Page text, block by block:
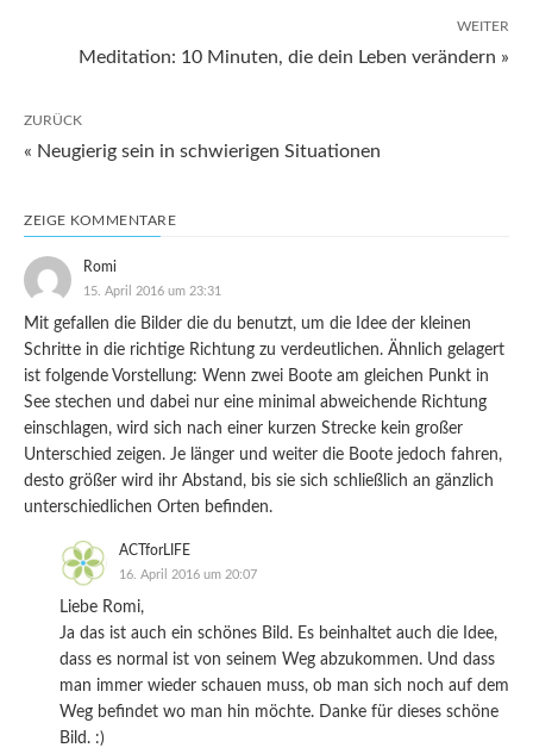
WEITER
Meditation: 10 Minuten, die dein Leben verändern »
ZURÜCK
« Neugierig sein in schwierigen Situationen
ZEIGE KOMMENTARE
Romi
15. April 2016 um 23:31
Mit gefallen die Bilder die du benutzt, um die Idee der kleinen
Schritte in die richtige Richtung zu verdeutlichen. Ähnlich gelagert
ist folgende Vorstellung: Wenn zwei Boote am gleichen Punkt in
See stechen und dabei nur eine minimal abweichende Richtung
einschlagen, wird sich nach einer kurzen Strecke kein großer
Unterschied zeigen. Je länger und weiter die Boote jedoch fahren,
desto größer wird ihr Abstand, bis sie sich schließlich an gänzlich
unterschiedlichen Orten befinden.
ACTforLIFE
16. April 2016 um 20:07
Liebe Romi,
Ja das ist auch ein schönes Bild. Es beinhaltet auch die Idee,
dass es normal ist von seinem Weg abzukommen. Und dass
man immer wieder schauen muss, ob man sich noch auf dem
Weg befindet wo man hin möchte. Danke für dieses schöne
Bild. :)